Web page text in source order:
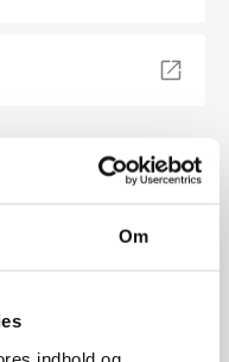
Om
SPAR 9%